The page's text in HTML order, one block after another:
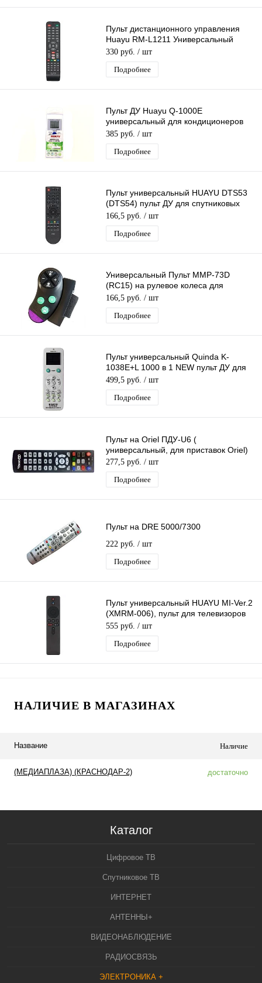
Пульт дистанционного управления
Huayu RM-L1211 Универсальный
пульт для разных моделей
Телевизоров
330 руб. / шт
Подробнее
Пульт ДУ Huayu Q-1000E
универсальный для кондиционеров
1000 в 1
385 руб. / шт
Подробнее
Пульт универсальный HUAYU DTS53
(DTS54) пульт ДУ для спутниковых
ресиверов
166,5 руб. / шт
Подробнее
Универсальный Пульт MMP-73D
(RC15) на рулевое колеса для
автомагнитол , Беспроводной пульт
166,5 руб. / шт
Подробнее
Пульт универсальный Quinda K-
1038E+L 1000 в 1 NEW пульт ДУ для
кондиционеров
499,5 руб. / шт
Подробнее
Пульт на Oriel ПДУ-U6 (
универсальный, для приставок Oriel)
277,5 руб. / шт
Подробнее
Пульт на DRE 5000/7300
222 руб. / шт
Подробнее
Пульт универсальный HUAYU MI-Ver.2
(XMRM-006), пульт для телевизоров
Xiaomi, с голосовым управлением
555 руб. / шт
Подробнее
НАЛИЧИЕ В МАГАЗИНАХ
Название Наличие
(МЕДИАПЛАЗА) (КРАСНОДАР-2) достаточно
Каталог
Цифровое ТВ
Спутниковое ТВ
ИНТЕРНЕТ
АНТЕННЫ+
ВИДЕОНАБЛЮДЕНИЕ
РАДИОСВЯЗЬ
ЭЛЕКТРОНИКА +